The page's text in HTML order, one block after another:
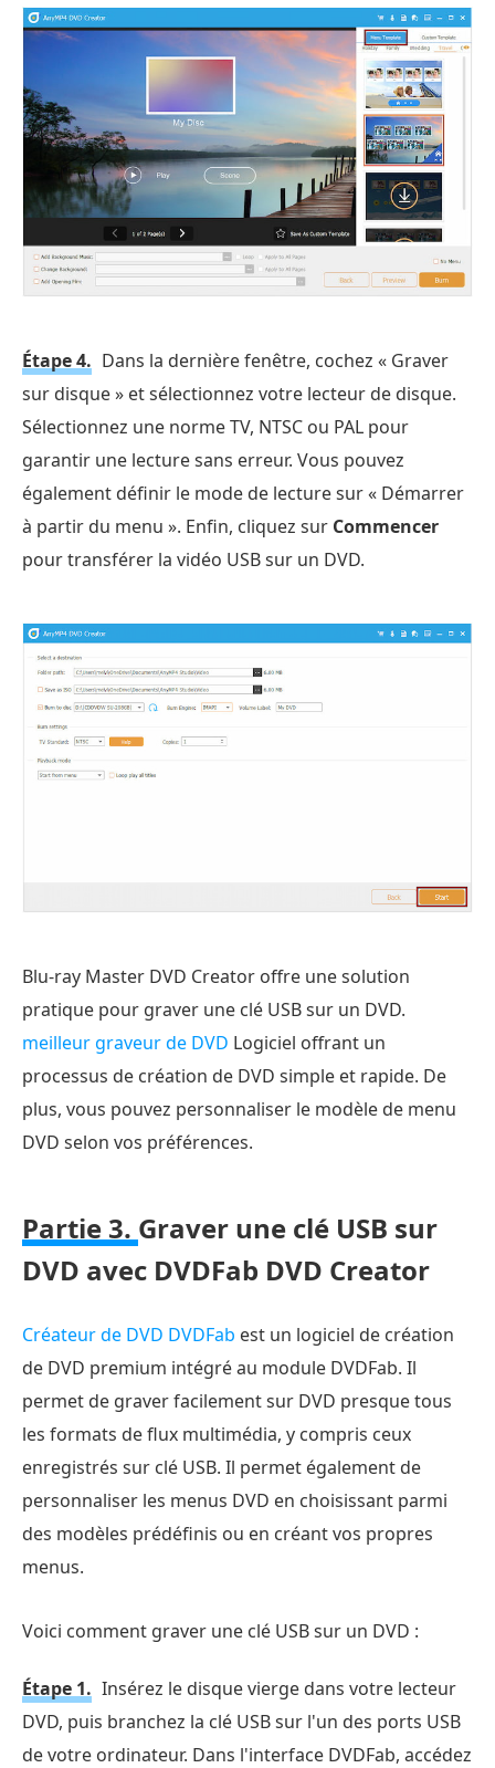
Étape 4. Dans la dernière fenêtre, cochez « Graver
sur disque » et sélectionnez votre lecteur de disque.
Sélectionnez une norme TV, NTSC ou PAL pour
garantir une lecture sans erreur. Vous pouvez
également définir le mode de lecture sur « Démarrer
à partir du menu ». Enfin, cliquez sur Commencer
pour transférer la vidéo USB sur un DVD.
Blu-ray Master DVD Creator offre une solution
pratique pour graver une clé USB sur un DVD.
meilleur graveur de DVD Logiciel offrant un
processus de création de DVD simple et rapide. De
plus, vous pouvez personnaliser le modèle de menu
DVD selon vos préférences.
Partie 3. Graver une clé USB sur
DVD avec DVDFab DVD Creator
Créateur de DVD DVDFab est un logiciel de création
de DVD premium intégré au module DVDFab. Il
permet de graver facilement sur DVD presque tous
les formats de flux multimédia, y compris ceux
enregistrés sur clé USB. Il permet également de
personnaliser les menus DVD en choisissant parmi
des modèles prédéfinis ou en créant vos propres
menus.
Voici comment graver une clé USB sur un DVD :
Étape 1. Insérez le disque vierge dans votre lecteur
DVD, puis branchez la clé USB sur l'un des ports USB
de votre ordinateur. Dans l'interface DVDFab, accédez